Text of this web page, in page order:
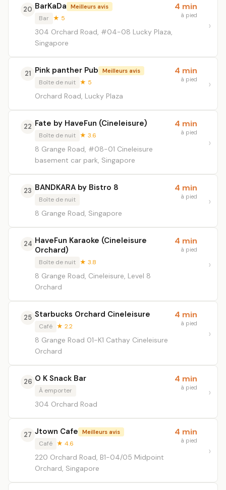
20 BarKaDa Meilleurs avis
Bar ★ 5
304 Orchard Road, #04-08 Lucky Plaza,
Singapore
4 min
à pied
21 Pink panther Pub Meilleurs avis
Boîte de nuit ★ 5
Orchard Road, Lucky Plaza
4 min
à pied
22 Fate by HaveFun (Cineleisure)
Boîte de nuit ★ 3.6
8 Grange Road, #08-01 Cineleisure
basement car park, Singapore
4 min
à pied
23 BANDKARA by Bistro 8
Boîte de nuit
8 Grange Road, Singapore
4 min
à pied
24 HaveFun Karaoke (Cineleisure
Orchard)
Boîte de nuit ★ 3.8
8 Grange Road, Cineleisure, Level 8
Orchard
4 min
à pied
25 Starbucks Orchard Cineleisure
Café ★ 2.2
8 Grange Road 01-K1 Cathay Cineleisure
Orchard
4 min
à pied
26 O K Snack Bar
À emporter
304 Orchard Road
4 min
à pied
27 Jtown Cafe Meilleurs avis
Café ★ 4.6
220 Orchard Road, B1-04/05 Midpoint
Orchard, Singapore
4 min
à pied